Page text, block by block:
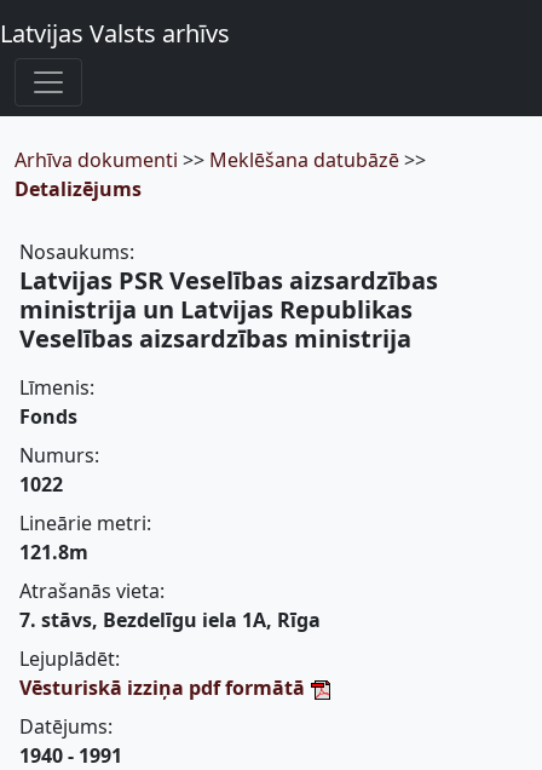
Latvijas Valsts arhīvs
Arhīva dokumenti >> Meklēšana datubāzē>>
Detalizējums
Nosaukums:
Latvijas PSR Veselības aizsardzības
ministrija un Latvijas Republikas
Veselības aizsardzības ministrija
Līmenis:
Fonds
Numurs:
1022
Lineārie metri:
121.8m
Atrašanās vieta:
7. stāvs, Bezdelīgu iela 1A, Rīga
Lejuplādēt:
Vēsturiskā izziņa pdf formātā
Datējums:
1940 - 1991